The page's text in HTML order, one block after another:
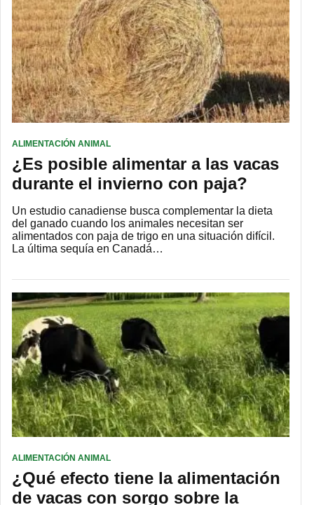
ALIMENTACIÓN ANIMAL
¿Es posible alimentar a las vacas
durante el invierno con paja?
Un estudio canadiense busca complementar la dieta
del ganado cuando los animales necesitan ser
alimentados con paja de trigo en una situación difícil.
La última sequía en Canadá…
ALIMENTACIÓN ANIMAL
¿Qué efecto tiene la alimentación
de vacas con sorgo sobre la